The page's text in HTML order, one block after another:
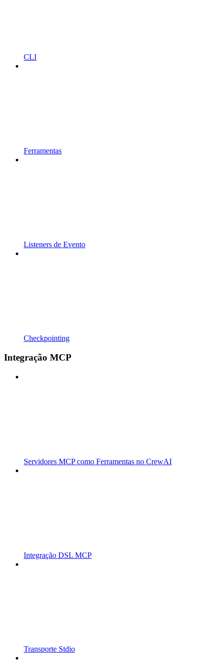
CLI
Ferramentas
Listeners de Evento
Checkpointing
Integração MCP
Servidores MCP como Ferramentas no CrewAI
Integração DSL MCP
Transporte Stdio